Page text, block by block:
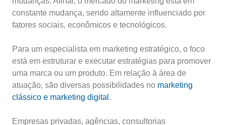
constante mudança, sendo altamente influenciado por
fatores sociais, econômicos e tecnológicos.
Para um especialista em marketing estratégico, o foco
está em estruturar e executar estratégias para promover
uma marca ou um produto. Em relação à área de
atuação, são diversas possibilidades no marketing
clássico e marketing digital .
Empresas privadas, agências, consultorias